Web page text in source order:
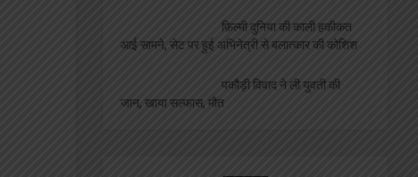
फ़िल्मी दुनिया की काली हकीकत
आई सामने, सेट पर हुई अभिनेत्री से बलात्कार की कोशिश
पकौड़ी विवाद ने ली युवती की
जान, खाया सल्फास, मौत